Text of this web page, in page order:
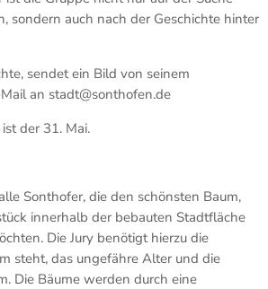
sondern auch nach der Geschichte hinter
sendet ein Bild von seinem
an stadt@sonthofen.de
der 31. Mai.
Sonthofer, die den schönsten Baum,
innerhalb der bebauten Stadtfläche
Die Jury benötigt hierzu die
steht, das ungefähre Alter und die
Die Bäume werden durch eine